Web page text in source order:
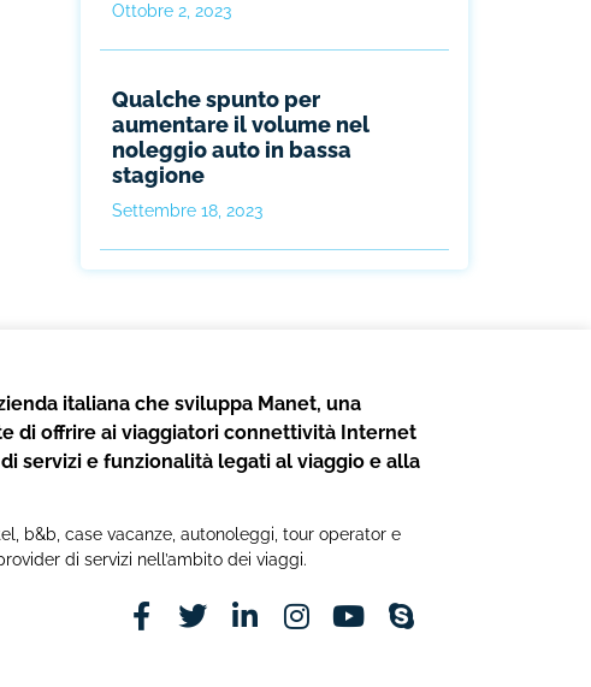
Ottobre 2, 2023
Qualche spunto per
aumentare il volume nel
noleggio auto in bassa
stagione
Settembre 18, 2023
italiana che sviluppa Manet, una
di offrire ai viaggiatori connettività Internet
servizi e funzionalità legati al viaggio e alla
b&b, case vacanze, autonoleggi, tour operator e
di servizi nell’ambito dei viaggi.